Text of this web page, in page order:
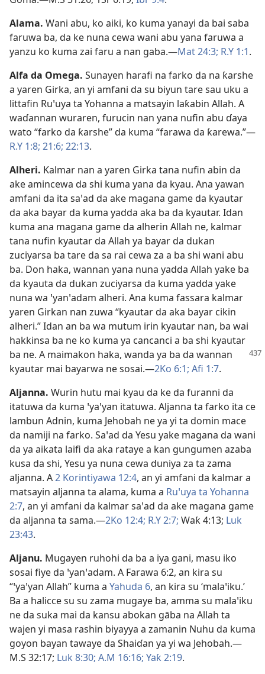
Alama. Wani abu, ko aiki, ko kuma yanayi da bai saba
faruwa ba, da ke nuna cewa wani abu yana faruwa a
yanzu ko kuma zai faru a nan gaba.​—Mat 24:3; R.Y 1:1.
Alfa da Omega. Sunayen harafi na farko da na ƙarshe
a yaren Girka, an yi amfani da su biyun tare sau uku a
littafin Ruꞌuya ta Yohanna a matsayin laƙabin Allah. A
waɗannan wuraren, furucin nan yana nufin abu ɗaya
wato “farko da ƙarshe” da kuma “farawa da ƙarewa.”​—
R.Y 1:8; 21:6; 22:13.
Alheri. Kalmar nan a yaren Girka tana nufin abin da
ake amincewa da shi kuma yana da kyau. Ana yawan
amfani da ita saꞌad da ake magana game da kyautar
da aka bayar da kuma yadda aka ba da kyautar. Idan
kuma ana magana game da alherin Allah ne, kalmar
tana nufin kyautar da Allah ya bayar da dukan
zuciyarsa ba tare da sa rai cewa za a ba shi wani abu
ba. Don haka, wannan yana nuna yadda Allah yake ba
da kyauta da dukan zuciyarsa da kuma yadda yake
nuna wa ꞌyanꞌadam alheri. Ana kuma fassara kalmar
yaren Girkan nan zuwa “kyautar da aka bayar cikin
alheri.” Idan an ba wa mutum irin kyautar nan, ba wai
hakkinsa ba ne ko kuma ya cancanci a ba shi kyautar
ba ne. A maimakon haka, wanda ya ba da wannan
kyautar mai bayarwa ne sosai.​—2Ko 6:1; Afi 1:7.
Aljanna. Wurin hutu mai kyau da ke da furanni da
itatuwa da kuma ꞌyaꞌyan itatuwa. Aljanna ta farko ita ce
lambun Adnin, kuma Jehobah ne ya yi ta domin mace
da namiji na farko. Saꞌad da Yesu yake magana da wani
da ya aikata laifi da aka rataye a kan gungumen azaba
kusa da shi, Yesu ya nuna cewa duniya za ta zama
aljanna. A2 Korintiyawa 12:4, an yi amfani da kalmar a
matsayin aljanna ta alama, kuma a Ruꞌuya ta Yohanna
2:7, an yi amfani da kalmar saꞌad da ake magana game
da aljanna ta sama.​—2Ko 12:4; R.Y 2:7; Waƙ 4:13; Luk
23:43.
Aljanu. Mugayen ruhohi da ba a iya gani, masu iko
sosai fiye da ꞌyanꞌadam. A Farawa 6:2, an kira su
“ꞌyaꞌyan Allah” kuma a Yahuda 6, an kira su ‘malaꞌiku.’
Ba a halicce su su zama mugaye ba, amma su malaꞌiku
ne da suka mai da kansu abokan gāba na Allah ta
wajen yi masa rashin biyayya a zamanin Nuhu da kuma
goyon bayan tawaye da Shaiɗan ya yi wa Jehobah.​—
M.S 32:17; Luk 8:30; A.M 16:16; Yaƙ 2:19.